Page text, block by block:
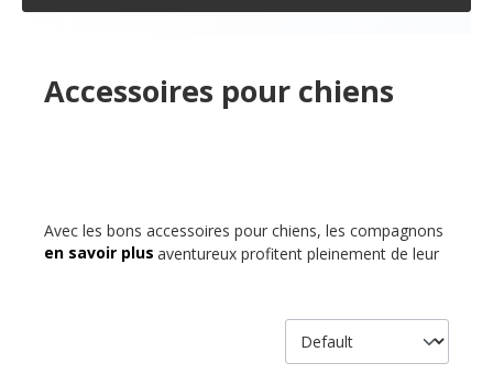
Accessoires pour chiens
Avec les bons accessoires pour chiens, les compagnons
à quatre pattes aventureux profitent pleinement de leur
santé et la beauté - il ne manque pas de produits pour
les besoins des chiens. La boutique pour chiens
Petfriends vous facilite la tâche. Faites confiance à de